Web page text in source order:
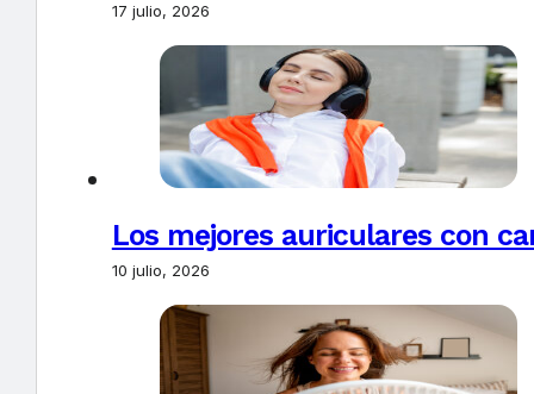
17 julio, 2026
Los mejores auriculares con
10 julio, 2026